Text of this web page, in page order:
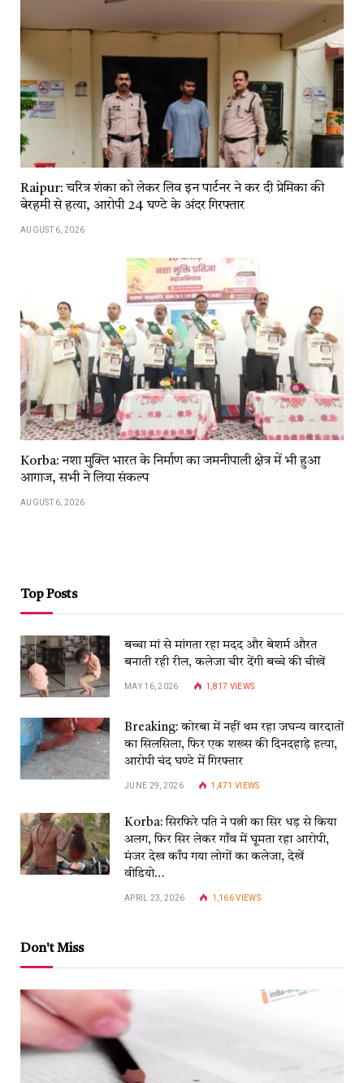
Raipur: चरित्र शंका को लेकर लिव इन पार्टनर ने कर दी प्रेमिका की
बेरहमी से हत्या, आरोपी 24 घण्टे के अंदर गिरफ्तार
AUGUST 6, 2026
Korba: नशा मुक्ति भारत के निर्माण का जमनीपाली क्षेत्र में भी हुआ
आगाज, सभी ने लिया संकल्प
AUGUST 6, 2026
Top Posts
बच्चा मां से मांगता रहा मदद और बेशर्म औरत
बनाती रही रील, कलेजा चीर देंगी बच्चे की चीखें
MAY 16, 2026 1,817 VIEWS
Breaking: कोरबा में नहीं थम रहा जघन्य वारदातों
का सिलसिला, फिर एक शख्स की दिनदहाड़े हत्या,
आरोपी चंद घण्टे में गिरफ्तार
JUNE 29, 2026 1,471VIEWS
Korba: सिरफिरे पति ने पत्नी का सिर धड़ से किया
अलग, फिर सिर लेकर गाँव में घूमता रहा आरोपी,
मंजर देख काँप गया लोगों का कलेजा, देखें
वीडियो…
APRIL 23, 2026 1,166VIEWS
Don't Miss